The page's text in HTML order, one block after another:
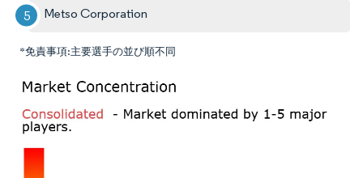
Metso Corporation
*免責事項:主要選手の並び順不同